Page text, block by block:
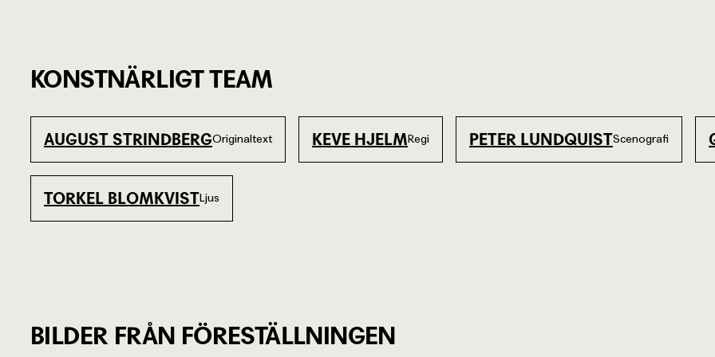
KONSTNÄRLIGT TEAM
AUGUST STRINDBERGOriginaltext KEVE HJELMRegi PETER LUNDQUISTScenografi
TORKEL BLOMKVISTLjus
BILDER FRÅN FÖRESTÄLLNINGEN